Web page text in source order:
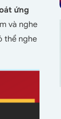
ứng
và nghe
thể nghe